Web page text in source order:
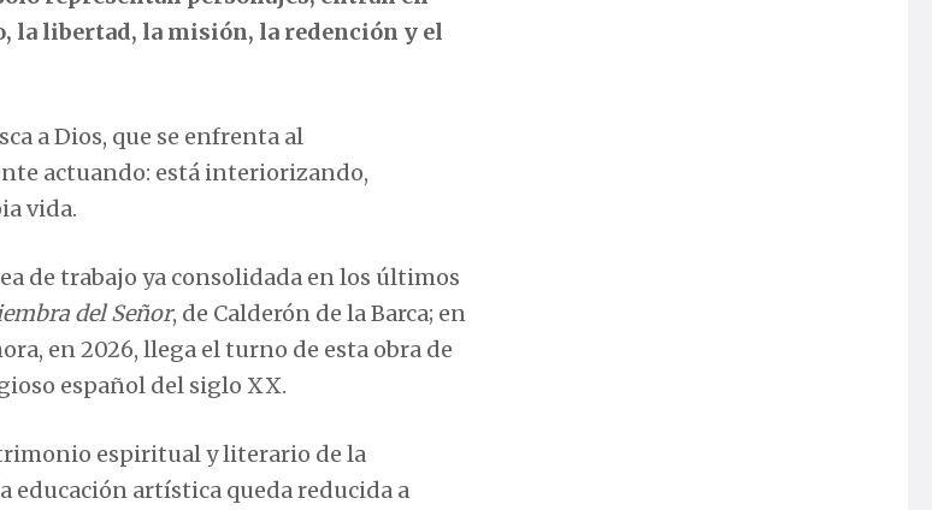
la libertad, la misión, la redención y el
a Dios, que se enfrenta al
actuando: está interiorizando,
vida.
de trabajo ya consolidada en los últimos
del Señor, de Calderón de la Barca; en
en 2026, llega el turno de esta obra de
español del siglo XX.
espiritual y literario de la
educación artística queda reducida a